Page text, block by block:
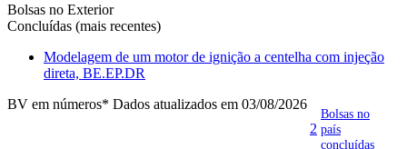
Bolsas no Exterior
Concluídas (mais recentes)
Modelagem de um motor de ignição a centelha com injeção
direta, BE.EP.DR
BV em números* Dados atualizados em 03/08/2026
2
Bolsas no
país
concluídas